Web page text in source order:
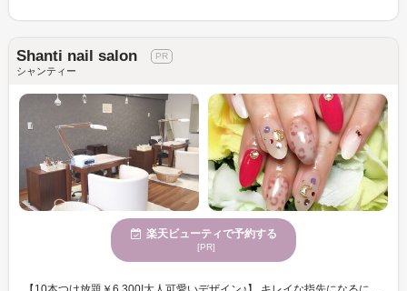
Shanti nail salon
シャンティー
楽天ビューティで予約する
[PR]